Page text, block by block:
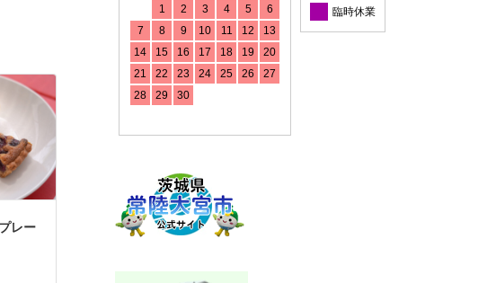
レー
1 2 3 4 5
6
7
8 9 10 11 12
13
14
15 16 17 18 19
20
21
22 23 24 25 26
27
28
29 30
臨時休業